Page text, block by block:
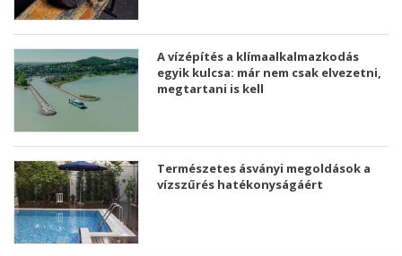
A vízépítés a klímaalkalmazkodás
egyik kulcsa: már nem csak elvezetni,
megtartani is kell
Természetes ásványi megoldások a
vízszűrés hatékonyságáért